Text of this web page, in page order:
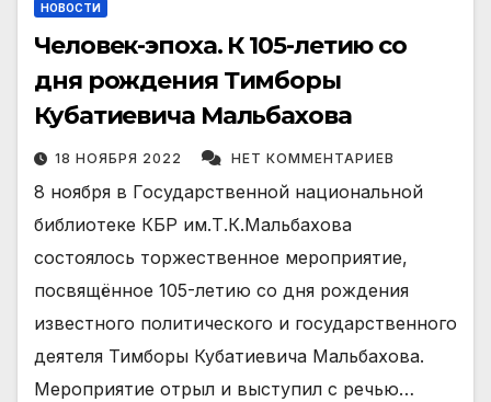
НОВОСТИ
Человек-эпоха. К 105-летию со
дня рождения Тимборы
Кубатиевича Мальбахова
18 НОЯБРЯ 2022 НЕТ КОММЕНТАРИЕВ
8 ноября в Государственной национальной
библиотеке КБР им.Т.К.Мальбахова
состоялось торжественное мероприятие,
посвящённое 105-летию со дня рождения
известного политического и государственного
деятеля Тимборы Кубатиевича Мальбахова.
Мероприятие отрыл и выступил с речью…